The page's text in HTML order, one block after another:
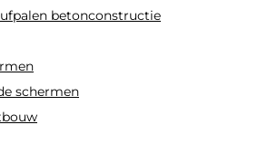
betonconstructie
schermen